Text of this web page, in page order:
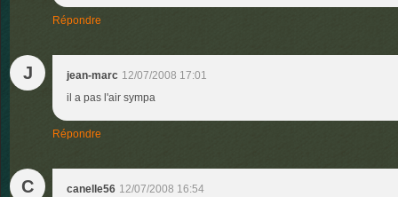
Répondre
J jean-marc 12/07/2008 17:01
il a pas l'air sympa
Répondre
C canelle56 12/07/2008 16:54